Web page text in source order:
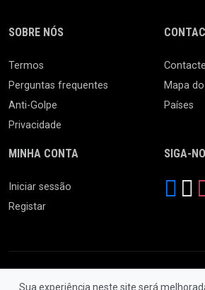
Sua experiência neste site será
SOBRE NÓS
Termos
Perguntas frequentes
Anti-Golpe
Privacidade
Mapa
Países
MINHA CONTA
Iniciar sessão
Registar
SIGA-